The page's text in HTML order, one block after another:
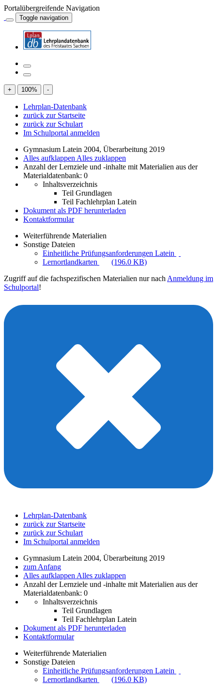
Portalübergreifende Navigation
Toggle navigation
+ 100% -
Lehrplan-Datenbank
zurück zur Startseite
zurück zur Schulart
Im Schulportal anmelden
Gymnasium Latein 2004, Überarbeitung 2019
Alles aufklappen Alles zuklappen
Anzahl der Lernziele und -inhalte mit Materialien aus der
Materialdatenbank: 0
Inhaltsverzeichnis
Teil Grundlagen
Teil Fachlehrplan Latein
Dokument als PDF herunterladen
Kontaktformular
Weiterführende Materialien
Sonstige Dateien
Einheitliche Prüfungsanforderungen Latein
Lernortlandkarten
(196.0 KB)
Zugriff auf die fachspezifischen Materialien nur nach Anmeldung im
Schulportal!
Lehrplan-Datenbank
zurück zur Startseite
zurück zur Schulart
Im Schulportal anmelden
Gymnasium Latein 2004, Überarbeitung 2019
zum Anfang
Alles aufklappen Alles zuklappen
Anzahl der Lernziele und -inhalte mit Materialien aus der
Materialdatenbank: 0
Inhaltsverzeichnis
Teil Grundlagen
Teil Fachlehrplan Latein
Dokument als PDF herunterladen
Kontaktformular
Weiterführende Materialien
Sonstige Dateien
Einheitliche Prüfungsanforderungen Latein
Lernortlandkarten
(196.0 KB)